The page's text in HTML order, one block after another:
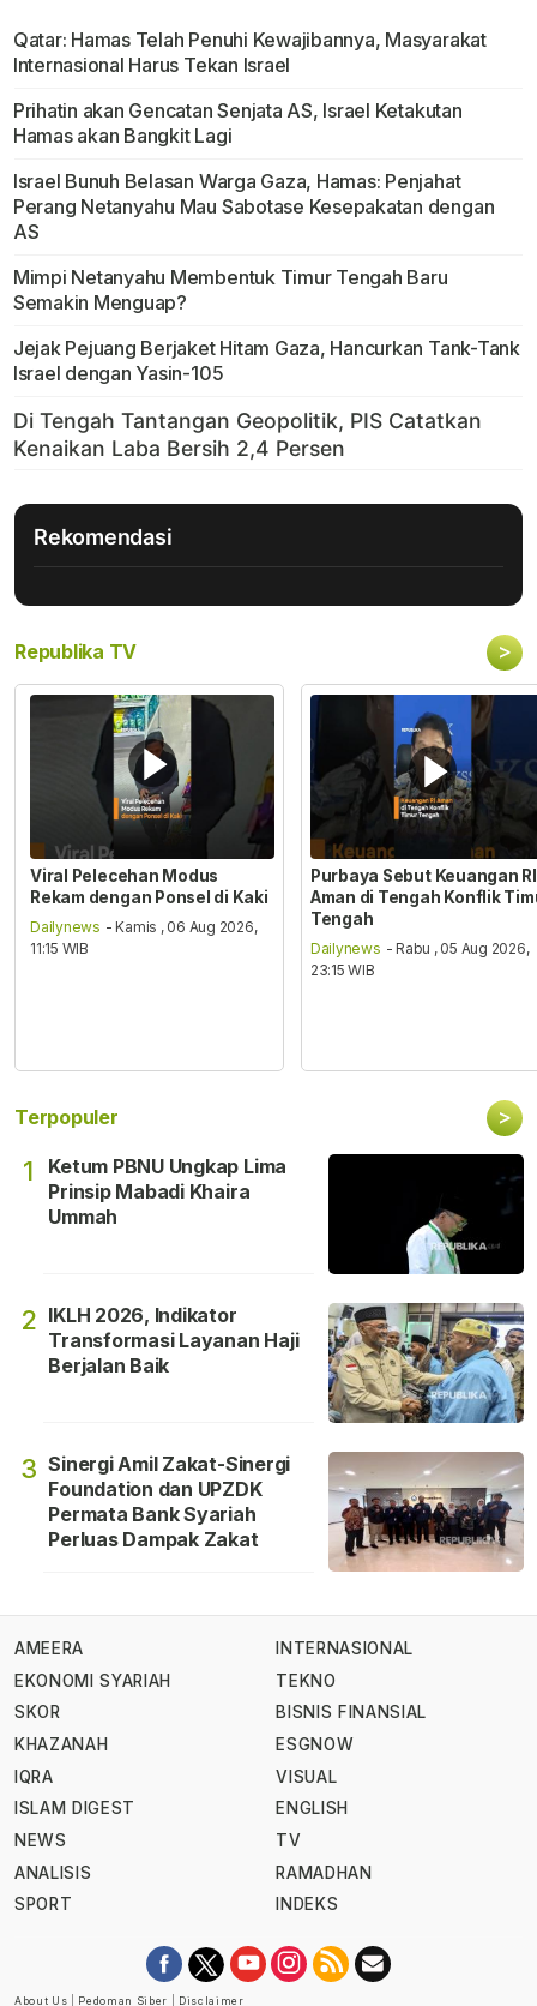
Qatar: Hamas Telah Penuhi Kewajibannya, Masyarakat
Internasional Harus Tekan Israel
Prihatin akan Gencatan Senjata AS, Israel Ketakutan
Hamas akan Bangkit Lagi
Israel Bunuh Belasan Warga Gaza, Hamas: Penjahat
Perang Netanyahu Mau Sabotase Kesepakatan dengan
AS
Mimpi Netanyahu Membentuk Timur Tengah Baru
Semakin Menguap?
Jejak Pejuang Berjaket Hitam Gaza, Hancurkan Tank-Tank
Israel dengan Yasin-105
Rekomendasi
Republika TV >
Viral Pelecehan Modus
Rekam dengan Ponsel di Kaki
Dailynews - Kamis , 06 Aug 2026,
11:15 WIB
Purbaya Sebut Keuangan RI
Aman di Tengah Konflik
Tengah
Dailynews - Rabu , 05 Aug 2026,
23:15 WIB
Terpopuler >
1
Ketum PBNU Ungkap Lima
Prinsip Mabadi Khaira
Ummah
2 IKLH 2026, Indikator
Transformasi Layanan Haji
Berjalan Baik
3 Sinergi Amil Zakat-Sinergi
Foundation dan UPZDK
Permata Bank Syariah
Perluas Dampak Zakat
AMEERA
EKONOMI SYARIAH
SKOR
KHAZANAH
IQRA
ISLAM DIGEST
NEWS
ANALISIS
SPORT
INTERNASIONAL
TEKNO
BISNIS FINANSIAL
ESGNOW
VISUAL
ENGLISH
TV
RAMADHAN
INDEKS
About Us Pedoman Siber Disclaimer